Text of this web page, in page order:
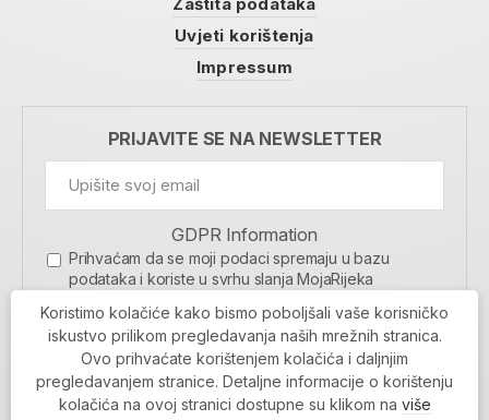
Uvjeti korištenja
Impressum
PRIJAVITE SE NA NEWSLETTER
GDPR Information
Prihvaćam da se moji podaci spremaju u bazu
podataka i koriste u svrhu slanja MojaRijeka
MOJARIJEKA NEWSLETTER
PRIJAVI SE
Koristimo kolačiće kako bismo poboljšali vaše korisničko
iskustvo prilikom pregledavanja naših mrežnih stranica.
Ovo prihvaćate korištenjem kolačića i daljnjim
pregledavanjem stranice. Detaljne informacije o korištenju
kolačića na ovoj stranici dostupne su klikom na više